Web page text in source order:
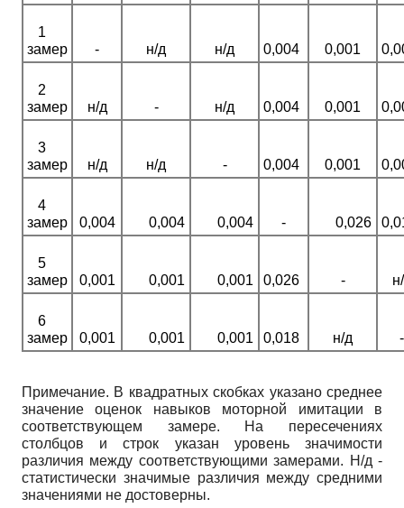
1
замер
- н/д н/д 0,004 0,001
2
замер
н/д - н/д 0,004 0,001
3
замер
н/д н/д - 0,004 0,001
4
замер
0,004 0,004 0,004 - 0,026
5
замер
0,001 0,001 0,001 0,026 -
6
замер
0,001 0,001 0,001 0,018 н/д -
Примечание. В квадратных скобках указано среднее
значение оценок навыков моторной имитации в
соответствующем замере. На пересечениях
столбцов и строк указан уровень значимости
различия между соответствующими замерами. Н/д -
статистически значимые различия между средними
значениями не достоверны.